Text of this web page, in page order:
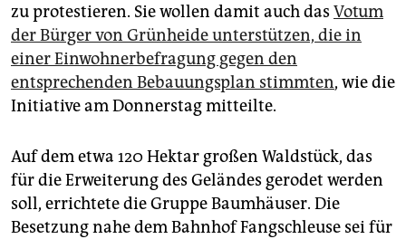
genossenschaft
epaper login
zu protestieren. Sie wollen damit auch das Votum
der Bürger von Grünheide unterstützen, die in
einer Einwohnerbefragung gegen den
entsprechenden Bebauungsplan stimmten, wie die
Initiative am Donnerstag mitteilte.
Auf dem etwa 120 Hektar großen Waldstück, das
für die Erweiterung des Geländes gerodet werden
soll, errichtete die Gruppe Baumhäuser. Die
Besetzung nahe dem Bahnhof Fangschleuse sei für